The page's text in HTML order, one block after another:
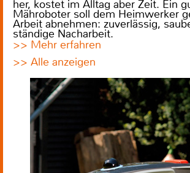
her, kostet im Alltag aber Zeit. Ein
Mähroboter soll dem Heimwerker
Arbeit abnehmen: zuverlässig,
ständige Nacharbeit.
>> Mehr erfahren
>> Alle anzeigen